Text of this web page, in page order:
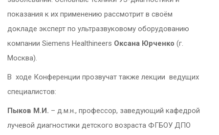
показания к их применению рассмотрит в своём
докладе эксперт по ультразвуковому оборудованию
компании Siemens Healthineers Оксана Юрченко (г.
Москва).
В ходе Конференции прозвучат также лекции ведущих
специалистов:
Пыков М.И. – д.м.н., профессор, заведующий кафедрой
лучевой диагностики детского возраста ФГБОУ ДПО